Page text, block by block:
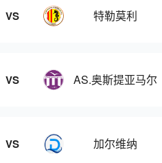
VS 特勒莫利
VS AS.奥斯提亚马尔
VS 加尔维纳